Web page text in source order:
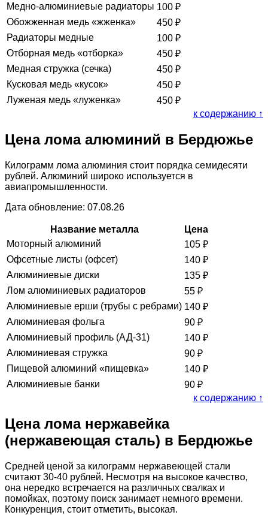
Медно-алюминиевые радиаторы 100 ₽
Обожженная медь «жженка»
450 ₽
Радиаторы медные
100 ₽
Отборная медь «отборка»
450 ₽
Медная стружка (сечка)
450 ₽
Кусковая медь «кусок»
450 ₽
Луженая медь «луженка»
450 ₽
к содержанию ↑
Цена лома алюминий в Бердюжье
Килограмм лома алюминия стоит порядка семидесяти
рублей. Алюминий широко используется в
авиапромышленности.
Дата обновление: 07.08.26
Название металла
Цена
Моторный алюминий
105 ₽
Офсетные листы (офсет)
140 ₽
Алюминиевые диски
135 ₽
Лом алюминиевых радиаторов
55 ₽
Алюминиевые ерши (трубы с ребрами) 140 ₽
Алюминиевая фольга
90 ₽
Алюминиевый профиль (АД-31)
140 ₽
Алюминиевая стружка
90 ₽
Пищевой алюминий «пищевка»
140 ₽
Алюминиевые банки
90 ₽
к содержанию ↑
Цена лома нержавейка
(нержавеющая сталь) в Бердюжье
Средней ценой за килограмм нержавеющей стали
считают 30-40 рублей. Несмотря на высокое качество,
она нередко встречается на различных свалках и
помойках, поэтому поиск занимает немного времени.
Конкуренция, стоит отметить, высокая.